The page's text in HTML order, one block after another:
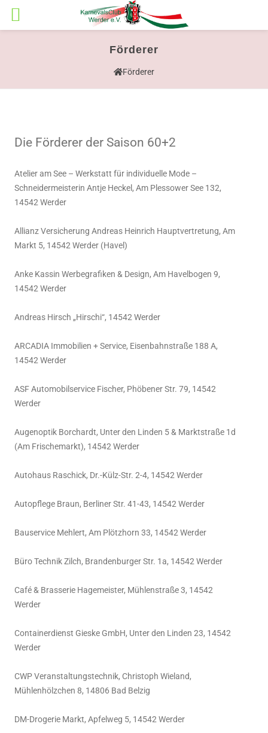
Förderer
Förderer
Die Förderer der Saison 60+2
Atelier am See – Werkstatt für individuelle Mode –
Schneidermeisterin Antje Heckel, Am Plessower See 132,
14542 Werder
Allianz Versicherung Andreas Heinrich Hauptvertretung, Am
Markt 5, 14542 Werder (Havel)
Anke Kassin Werbegrafiken & Design, Am Havelbogen 9,
14542 Werder
Andreas Hirsch „Hirschi“, 14542 Werder
ARCADIA Immobilien + Service, Eisenbahnstraße 188 A,
14542 Werder
ASF Automobilservice Fischer, Phöbener Str. 79, 14542
Werder
Augenoptik Borchardt, Unter den Linden 5 & Marktstraße 1d
(Am Frischemarkt), 14542 Werder
Autohaus Raschick, Dr.-Külz-Str. 2-4, 14542 Werder
Autopflege Braun, Berliner Str. 41-43, 14542 Werder
Bauservice Mehlert, Am Plötzhorn 33, 14542 Werder
Büro Technik Zilch, Brandenburger Str. 1a, 14542 Werder
Café & Brasserie Hagemeister, Mühlenstraße 3, 14542
Werder
Containerdienst Gieske GmbH, Unter den Linden 23, 14542
Werder
CWP Veranstaltungstechnik, Christoph Wieland,
Mühlenhölzchen 8, 14806 Bad Belzig
DM-Drogerie Markt, Apfelweg 5, 14542 Werder